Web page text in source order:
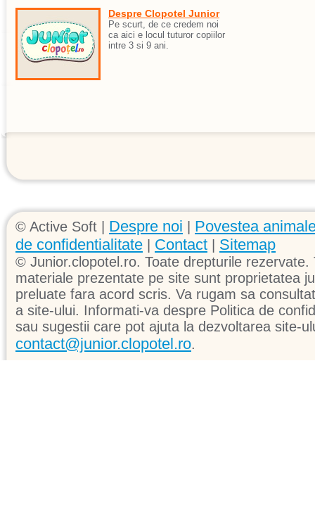
Despre Clopotel Junior
Pe scurt, de ce credem noi
ca aici e locul tuturor copiilor
intre 3 si 9 ani.
© Active Soft | Despre noi
Povestea
de confidentialitate
Contact Sitemap
© Junior.clopotel.ro. Toate drepturile
materiale prezentate pe site sunt proprietatea
preluate fara acord scris. Va rugam sa
a site-ului. Informati-va despre Politica de
sau sugestii care pot ajuta la dezvoltarea site-
contact@junior.clopotel.ro.